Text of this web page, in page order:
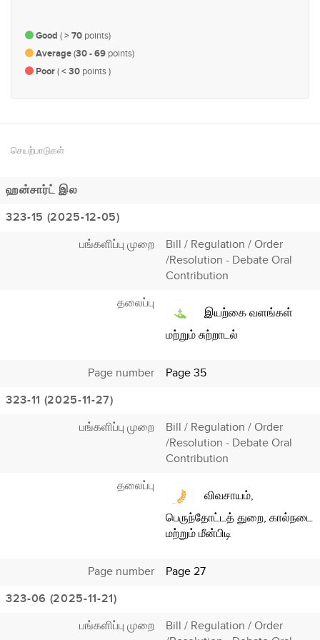
Good (> 70 points)
Average(30 - 69 points)
Poor(< 30 points )
செயற்பாடுகள்
ஹன்சார்ட் இல
323-15 (2025-12-05)
பங்களிப்பு முறை
Bill / Regulation / Order
/Resolution - Debate Oral
Contribution
தலைப்பு
இயற்கை வளங்கள்
மற்றும் சுற்றாடல்
Page number
Page 35
323-11 (2025-11-27)
பங்களிப்பு முறை
Bill / Regulation / Order
/Resolution - Debate Oral
Contribution
தலைப்பு
விவசாயம்,
பெருந்தோட்டத் துறை, கால்நடை
மற்றும் மீன்பிடி
Page number
Page 27
323-06 (2025-11-21)
பங்களிப்பு முறை
Bill / Regulation / Order